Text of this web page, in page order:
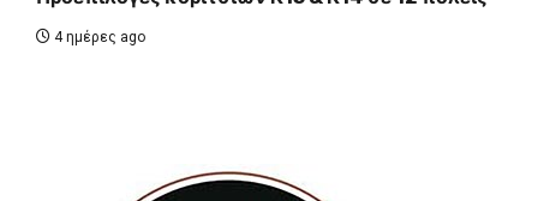
4 ημέρες ago